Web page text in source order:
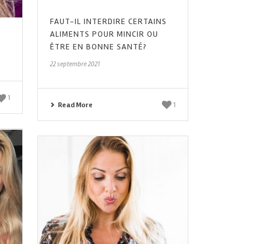
FAUT-IL INTERDIRE CERTAINS
ALIMENTS POUR MINCIR OU
ÊTRE EN BONNE SANTÉ?
22 septembre 2021
Read More 1
1